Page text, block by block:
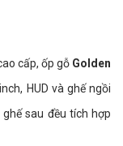
cấp, ốp gỗ Golden
HUD và ghế ngồi
sau đều tích hợp